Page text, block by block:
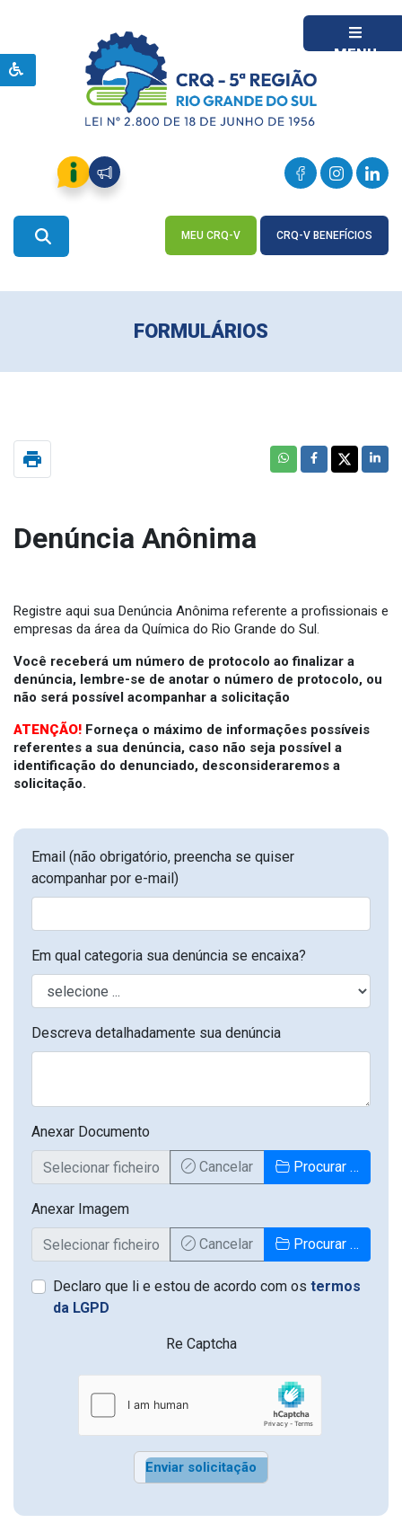
MENU
MEU CRQ-V CRQ-V BENEFÍCIOS
FORMULÁRIOS
print
Denúncia Anônima
Registre aqui sua Denúncia Anônima referente a profissionais e
empresas da área da Química do Rio Grande do Sul.
Você receberá um número de protocolo ao finalizar a
denúncia, lembre-se de anotar o número de protocolo, ou
não será possível acompanhar a solicitação
ATENÇÃO! Forneça o máximo de informações possíveis
referentes a sua denúncia, caso não seja possível a
identificação do denunciado, desconsideraremos a
solicitação.
Email (não obrigatório, preencha se quiser
acompanhar por e-mail)
Em qual categoria sua denúncia se encaixa?
Descreva detalhadamente sua denúncia
Anexar Documento
Cancelar Procurar …
Anexar Imagem
Cancelar Procurar …
Declaro que li e estou de acordo com os termos
da LGPD
Re Captcha
Enviar solicitação